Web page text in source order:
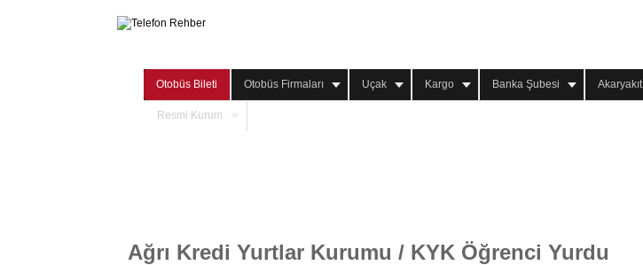
Otobüs Bileti Otobüs Firmaları Uçak Kargo Banka Şubesi Akaryakıt
Resmi Kurum
Ağrı Kredi Yurtlar Kurumu / KYK Öğrenci Yurdu